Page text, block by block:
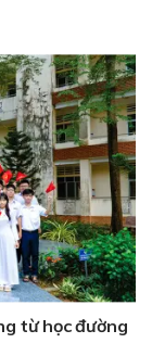
từ học đường